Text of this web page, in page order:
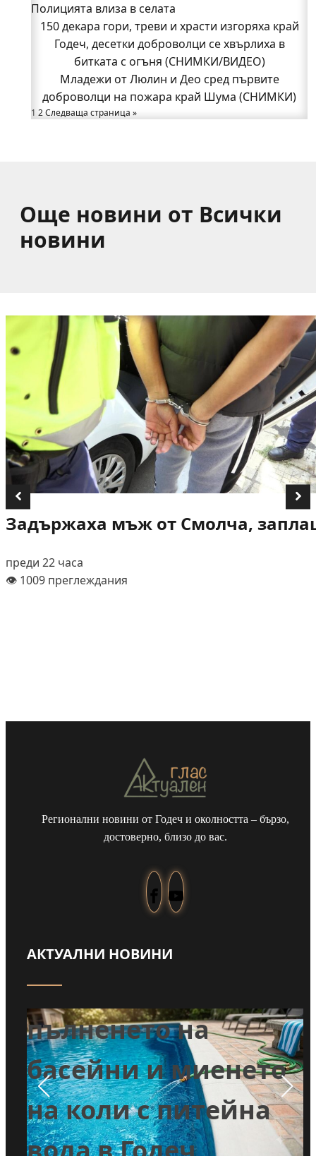
битката с огъня (СНИМКИ/ВИДЕО)
Полицията влиза в селата
Възможни са прекъсвания на тока утре в части
от община Годеч
Какво накара Яна и Станимир да изберат Годеч
пред живота в чужбина? (ВИДЕО)
Родов оброк събра поколения под старата круша
Полицията влиза в селата
150 декара гори, треви и храсти изгоряха край
Годеч, десетки доброволци се хвърлиха в
битката с огъня (СНИМКИ/ВИДЕО)
Младежи от Люлин и Део сред първите
доброволци на пожара край Шума (СНИМКИ)
1 2Следваща страница »
Още новини от Всички
новини
Задържаха мъж от Смолча,
преди 22 часа
👁️ 1009 преглеждания
Регионални новини от Годеч и околността – бързо,
достоверно, близо до вас.
АКТУАЛНИ НОВИНИ
Забраниха
пълненето на
басейни и миенето
на коли с питейна